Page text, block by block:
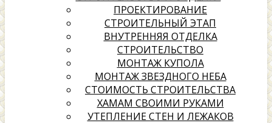
ПРОЕКТИРОВАНИЕ
СТРОИТЕЛЬНЫЙ ЭТАП
ВНУТРЕННЯЯ ОТДЕЛКА
СТРОИТЕЛЬСТВО
МОНТАЖ КУПОЛА
МОНТАЖ ЗВЕЗДНОГО НЕБА
СТОИМОСТЬ СТРОИТЕЛЬСТВА
ХАМАМ СВОИМИ РУКАМИ
УТЕПЛЕНИЕ СТЕН И ЛЕЖАКОВ